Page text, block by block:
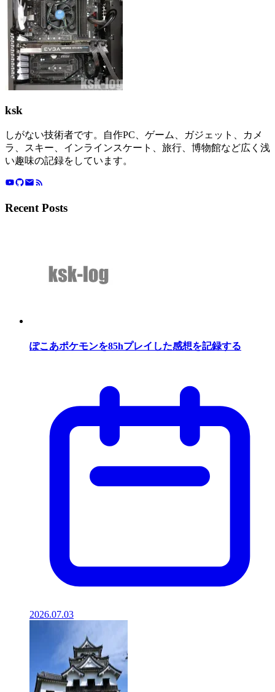
ksk
しがない技術者です。自作PC、ゲーム、ガジェット、カメ
ラ、スキー、インラインスケート、旅行、博物館など広く浅
い趣味の記録をしています。
Recent Posts
ぽこあポケモンを85hプレイした感想を記録する
2026.07.03